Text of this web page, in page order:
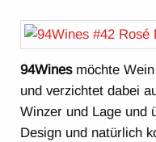
94Winesmöchte Wein
und verzichtet dabei
Winzer und Lage und
Design und natürlich